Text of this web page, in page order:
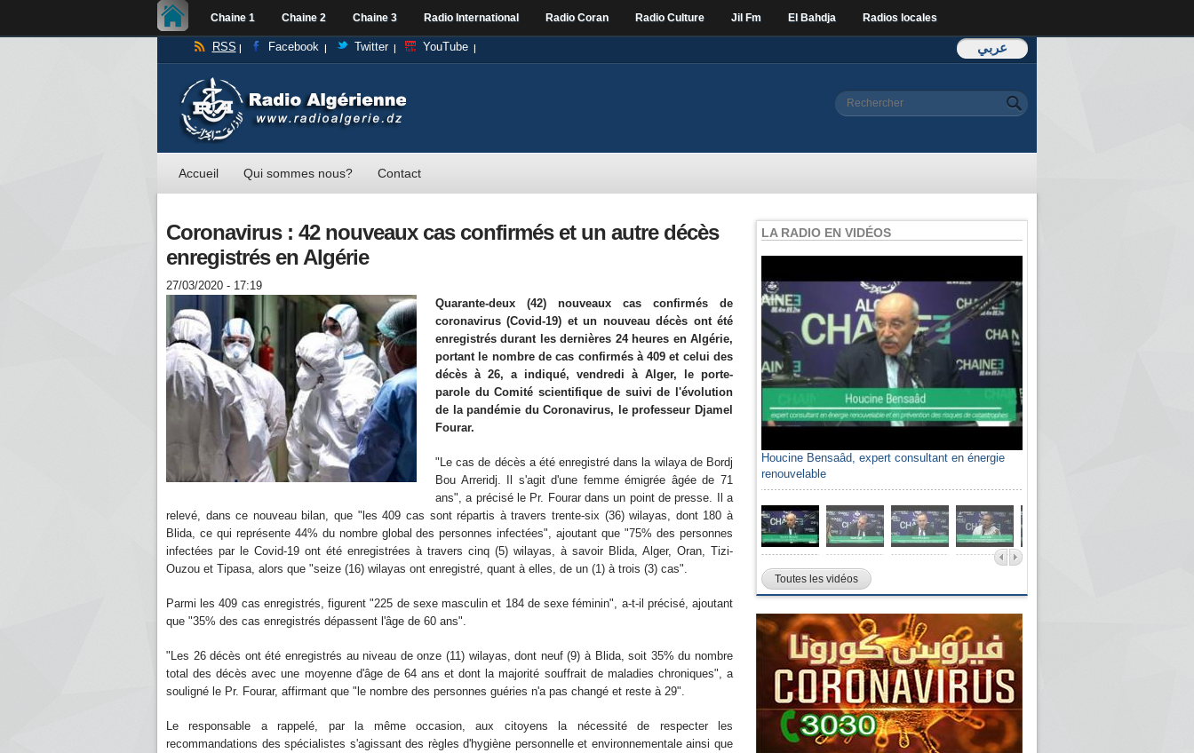
Chaine 1 Chaine 2 Chaine 3 Radio International Radio Coran Radio Culture Jil Fm El Bahdja Radios locales
عربي RSS Facebook Twitter YouTube
Formulaire de
Rechercher
Accueil Qui sommes nous? Contact
Coronavirus : 42 nouveaux cas confirmés et un autre décès
enregistrés en Algérie
27/03/2020 - 17:19
Quarante-deux (42) nouveaux cas confirmés de
coronavirus (Covid-19) et un nouveau décès ont été
enregistrés durant les dernières 24 heures en Algérie,
portant le nombre de cas confirmés à 409 et celui des
décès à 26, a indiqué, vendredi à Alger, le porte-
parole du Comité scientifique de suivi de l'évolution
de la pandémie du Coronavirus, le professeur Djamel
Fourar.
"Le cas de décès a été enregistré dans la wilaya de Bordj
Bou Arreridj. Il s'agit d'une femme émigrée âgée de 71
ans", a précisé le Pr. Fourar dans un point de presse. Il a
relevé, dans ce nouveau bilan, que "les 409 cas sont répartis à travers trente-six (36) wilayas, dont 180 à
Blida, ce qui représente 44% du nombre global des personnes infectées", ajoutant que "75% des personnes
infectées par le Covid-19 ont été enregistrées à travers cinq (5) wilayas, à savoir Blida, Alger, Oran, Tizi-
Ouzou et Tipasa, alors que "seize (16) wilayas ont enregistré, quant à elles, de un (1) à trois (3) cas".
Parmi les 409 cas enregistrés, figurent "225 de sexe masculin et 184 de sexe féminin", a-t-il précisé, ajoutant
que "35% des cas enregistrés dépassent l'âge de 60 ans".
"Les 26 décès ont été enregistrés au niveau de onze (11) wilayas, dont neuf (9) à Blida, soit 35% du nombre
total des décès avec une moyenne d'âge de 64 ans et dont la majorité souffrait de maladies chroniques", a
souligné le Pr. Fourar, affirmant que "le nombre des personnes guéries n'a pas changé et reste à 29".
Le responsable a rappelé, par la même occasion, aux citoyens la nécessité de respecter les
recommandations des spécialistes s'agissant des règles d'hygiène personnelle et environnementale ainsi que
LA RADIO EN VIDÉOS
Houcine Bensaâd, expert consultant en énergie
renouvelable
Toutes les vidéos